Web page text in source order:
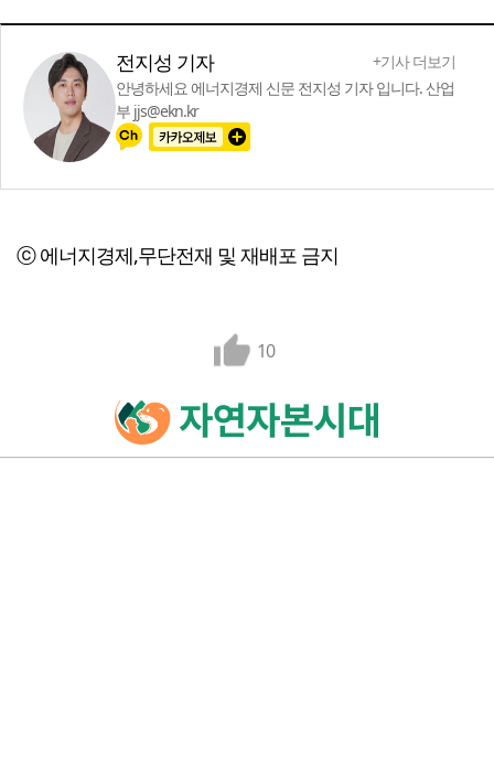
전지성 기자
+기사 더보기
안녕하세요 에너지경제 신문 전지성 기자 입니다. 산업
부 jjs@ekn.kr
ⓒ 에너지경제,무단전재 및 재배포 금지
10